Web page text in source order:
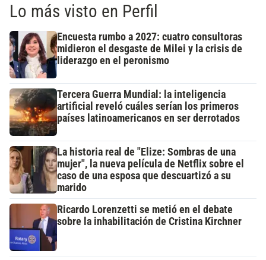
Lo más visto en Perfil
Encuesta rumbo a 2027: cuatro consultoras
midieron el desgaste de Milei y la crisis de
liderazgo en el peronismo
Tercera Guerra Mundial: la inteligencia
artificial reveló cuáles serían los primeros
países latinoamericanos en ser derrotados
La historia real de "Elize: Sombras de una
mujer", la nueva película de Netflix sobre el
caso de una esposa que descuartizó a su
marido
Ricardo Lorenzetti se metió en el debate
sobre la inhabilitación de Cristina Kirchner